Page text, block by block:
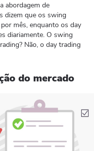
abordagem de
dizem que os swing
mês, enquanto os day
diariamente. O swing
Não, o day trading
do mercado